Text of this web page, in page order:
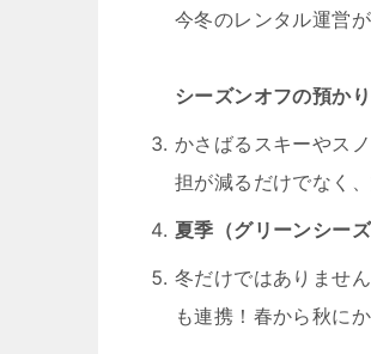
今冬のレンタル運営
シーズンオフの預か
かさばるスキーやス
担が減るだけでなく
夏季（グリーンシー
冬だけではありませ
も連携！春から秋に